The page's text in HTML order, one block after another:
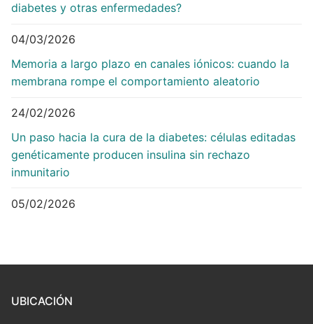
diabetes y otras enfermedades?
04/03/2026
Memoria a largo plazo en canales iónicos: cuando la
membrana rompe el comportamiento aleatorio
24/02/2026
Un paso hacia la cura de la diabetes: células editadas
genéticamente producen insulina sin rechazo
inmunitario
05/02/2026
UBICACIÓN